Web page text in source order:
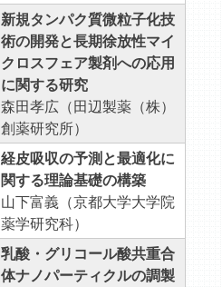
新規タンパク質微粒子化技
術の開発と長期徐放性マイ
クロスフェア製剤への応用
に関する研究
森田孝広（田辺製薬（株）
創薬研究所）
経皮吸収の予測と最適化に
関する理論基礎の構築
山下富義（京都大学大学院
薬学研究科）
乳酸・グリコール酸共重合
体ナノパーティクルの調製